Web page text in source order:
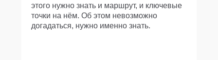
этого нужно знать и маршрут, и ключевые
точки на нём. Об этом невозможно
догадаться, нужно именно знать.